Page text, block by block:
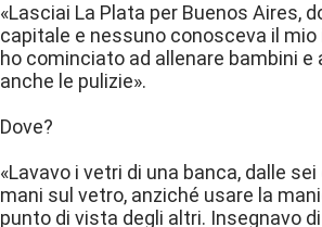
«Lasciai La Plata per Buenos Aires,
capitale e nessuno conosceva il
ho cominciato ad allenare bambini
anche le pulizie».
Dove?
«Lavavo i vetri di una banca, dalle
mani sul vetro, anziché usare la
punto di vista degli altri. Insegnavo